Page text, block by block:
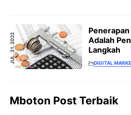
JUL. 31, 2022
Adalah
Langkah
DIGITAL
Mboton Post Terbaik